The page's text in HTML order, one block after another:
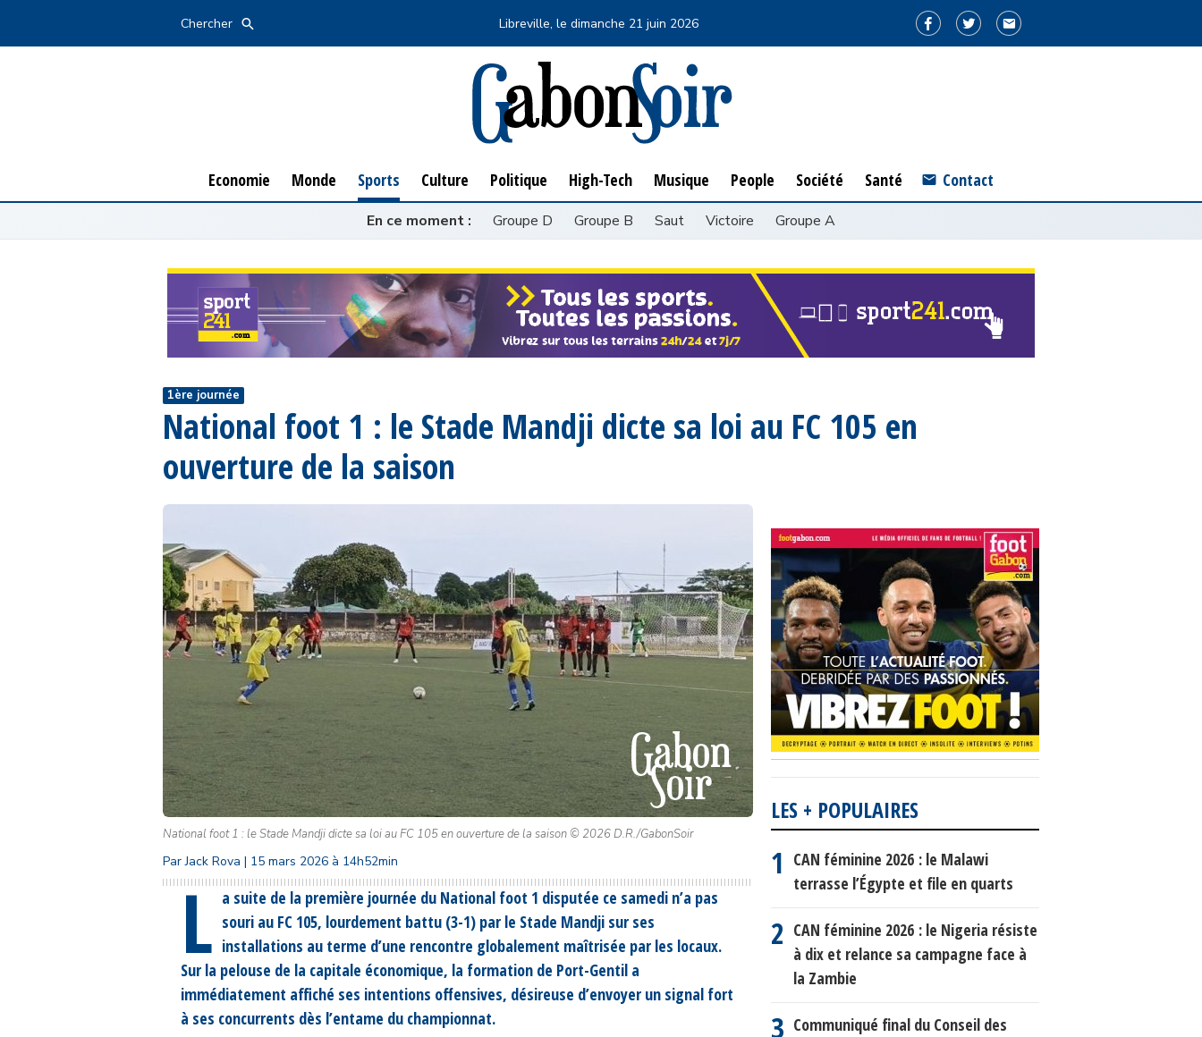
Chercher Libreville, ledimanche 21 juin 2026
Economie Monde Sports Culture Politique High-Tech Musique People Société Santé Contact
En ce moment : Groupe D Groupe B Saut Victoire Groupe A
Economie Politique High-Tech Musique
1ère journée
National foot 1 : le Stade Mandji dicte sa loi au FC 105 en
ouverture de la saison
National foot 1 : le Stade Mandji dicte sa loi au FC 105 en ouverture de la saison © 2026 D.R./GabonSoir
Par Jack Rova | 15 mars 2026 à 14h52min
L a suite de la première journée du National foot 1 disputée ce samedi n’a pas
souri au FC 105, lourdement battu (3-1) par le Stade Mandji sur ses
installations au terme d’une rencontre globalement maîtrisée par les locaux.
Sur la pelouse de la capitale économique, la formation de Port-Gentil a
immédiatement affiché ses intentions offensives, désireuse d’envoyer un signal fort
à ses concurrents dès l’entame du championnat.
LES + POPULAIRES
CAN féminine 2026 : le Malawi
terrasse l’Égypte et file en quarts
CAN féminine 2026 : le Nigeria résiste
à dix et relance sa campagne face à
la Zambie
Communiqué final du Conseil des